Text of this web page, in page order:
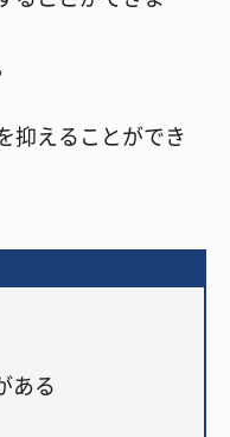
抑えることができ
ある